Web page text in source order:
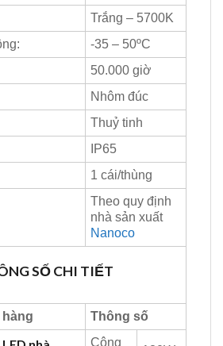
Trắng – 5700K
-35 – 50ºC
50.000 giờ
Nhôm đúc
Thuỷ tinh
IP65
1 cái/thùng
Theo quy định
nhà sản xuất
Nanoco
SỐ CHI TIẾT
hàng Thông số
Công